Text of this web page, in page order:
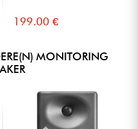
199.00 €
MONITORING